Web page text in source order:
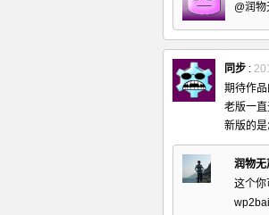
@润物
同步 :
期待作品
老版一
新版的是
润物无
这个你